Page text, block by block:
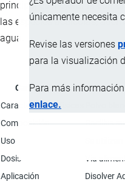
únicamente necesita
Revise las versiones
para la visualización
Para más
enlace.
principal es mejorar la
las especies acuícolas,
agua.
Característica
Características físicas
Composición
Bacillus
Uso
Se
Dosis
Vía
Aplicación
Disolver